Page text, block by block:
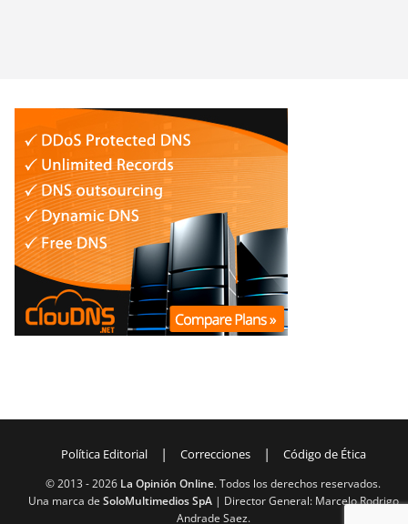
Política Editorial | Correcciones | Código de Ética
© 2013 -2026 La Opinión Online. Todos los derechos reservados.
Una marca de SoloMultimedios SpA| Director General: Marcelo Rodrigo
Andrade Saez.